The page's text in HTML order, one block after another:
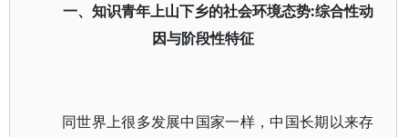
一、知识青年上山下乡的社会环境态势:综合性动
因与阶段性特征
同世界上很多发展中国家一样，中国长期以来存